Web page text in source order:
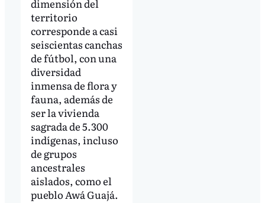
dimensión del
territorio
corresponde a casi
seiscientas canchas
de fútbol, con una
diversidad
inmensa de flora y
fauna, además de
ser la vivienda
sagrada de 5.300
indígenas, incluso
de grupos
ancestrales
aislados, como el
pueblo Awá Guajá.